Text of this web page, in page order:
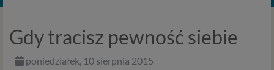
Gdy tracisz pewność siebie
poniedziałek, 10 sierpnia 2015